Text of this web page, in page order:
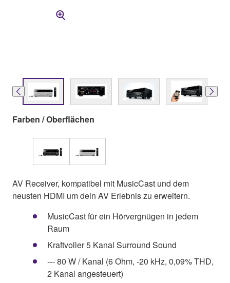
Farben / Oberflächen
AV Receiver, kompatibel mit MusicCast und dem
neusten HDMI um dein AV Erlebnis zu erweitern.
MusicCast für ein Hörvergnügen in jedem
Raum
Kraftvoller 5 Kanal Surround Sound
--- 80 W / Kanal (6 Ohm, -20 kHz, 0,09% THD,
2 Kanal angesteuert)